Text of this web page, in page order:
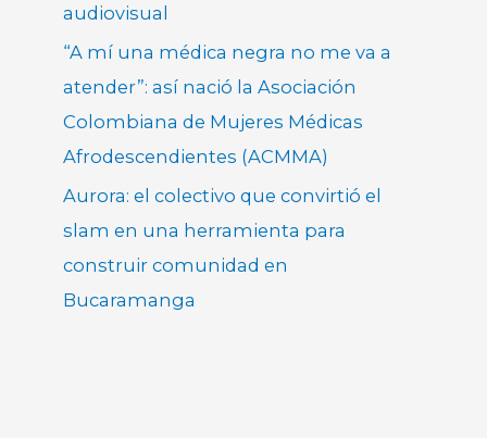
audiovisual
“A mí una médica negra no me va a
atender”: así nació la Asociación
Colombiana de Mujeres Médicas
Afrodescendientes (ACMMA)
Aurora: el colectivo que convirtió el
slam en una herramienta para
construir comunidad en
Bucaramanga